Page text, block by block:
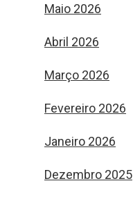
Maio 2026
Abril 2026
Março 2026
Fevereiro 2026
Janeiro 2026
Dezembro 2025